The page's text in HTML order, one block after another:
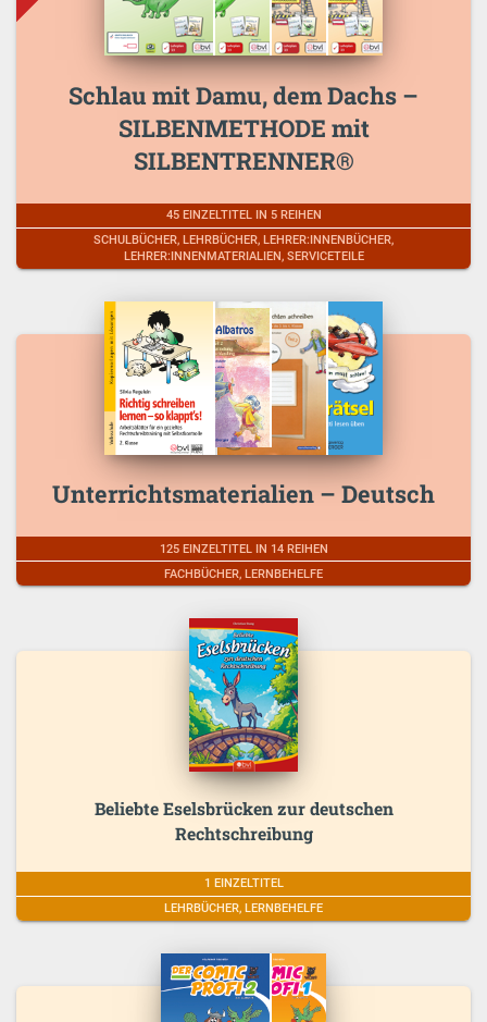
Schlau mit Damu, dem Dachs –
SILBENMETHODE mit
SILBENTRENNER®
45 EINZELTITEL IN 5 REIHEN
SCHULBÜCHER, LEHRBÜCHER, LEHRER:INNENBÜCHER,
LEHRER:INNENMATERIALIEN, SERVICETEILE
Unterrichtsmaterialien – Deutsch
125 EINZELTITEL IN 14 REIHEN
FACHBÜCHER, LERNBEHELFE
Beliebte Eselsbrücken zur deutschen
Rechtschreibung
1 EINZELTITEL
LEHRBÜCHER, LERNBEHELFE